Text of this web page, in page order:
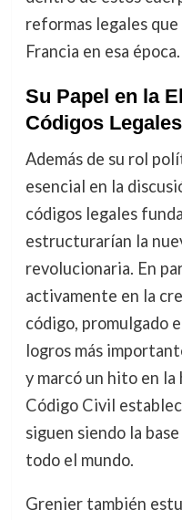
reformas legales
Francia en esa época.
Su Papel en la
Códigos Legales
Además de su rol
esencial en la
códigos legales
estructurarían la
revolucionaria. En
activamente en la
código, promulgado
logros más
y marcó un hito en
Código Civil
siguen siendo la
todo el mundo.
Grenier también